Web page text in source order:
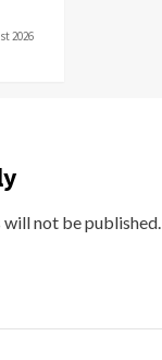
2026
will not be published.